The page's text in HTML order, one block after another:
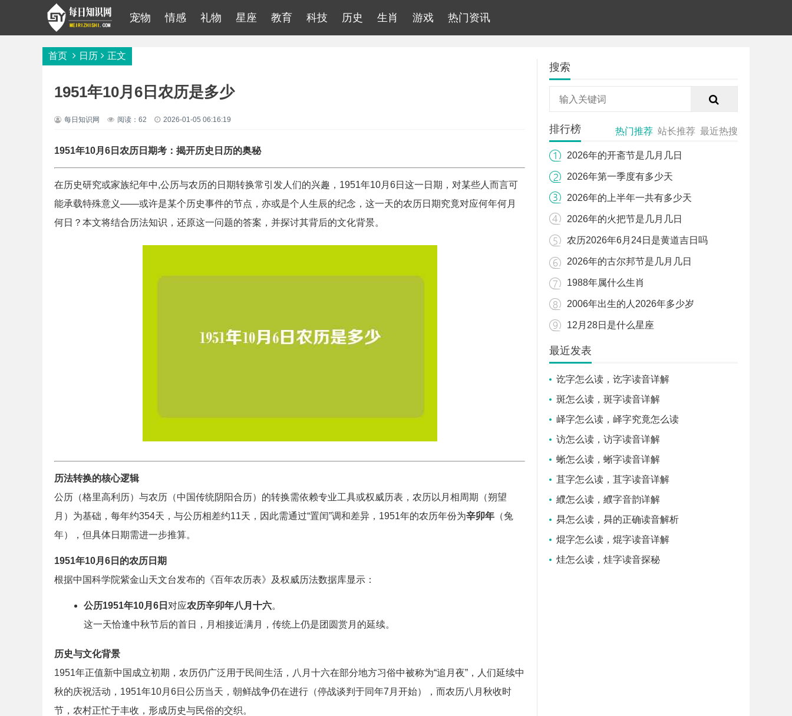
宠物 情感 礼物 星座 教育 科技 历史 生肖 游戏 热门资讯
首页 日历 正文
1951年10月6日农历是多少
每日知识网 阅读：62 2026-01-05 06:16:19
1951年10月6日农历日期考：揭开历史日历的奥秘
在历史研究或家族纪年中,公历与农历的日期转换常引发人们的兴趣，1951年10月6日这一日期，对某些人而言可
能承载特殊意义——或许是某个历史事件的节点，亦或是个人生辰的纪念，这一天的农历日期究竟对应何年何月
何日？本文将结合历法知识，还原这一问题的答案，并探讨其背后的文化背景。
历法转换的核心逻辑
公历（格里高利历）与农历（中国传统阴阳合历）的转换需依赖专业工具或权威历表，农历以月相周期（朔望
月）为基础，每年约354天，与公历相差约11天，因此需通过“置闰”调和差异，1951年的农历年份为辛卯年 （兔
年），但具体日期需进一步推算。
1951年10月6日的农历日期
根据中国科学院紫金山天文台发布的《百年农历表》及权威历法数据库显示：
公历1951年10月6日 对应农历辛卯年八月十六。
这一天恰逢中秋节后的首日，月相接近满月，传统上仍是团圆赏月的延续。
历史与文化背景
1951年正值新中国成立初期，农历仍广泛用于民间生活，八月十六在部分地方习俗中被称为“追月夜”，人们延续中
秋的庆祝活动，1951年10月6日公历当天，朝鲜战争仍在进行（停战谈判于同年7月开始），而农历八月秋收时
节，农村正忙于丰收，形成历史与民俗的交织。
搜索
排行榜 热门推荐 站长推荐 最近热搜
2026年的开斋节是几月几日
2026年第一季度有多少天
2026年的上半年一共有多少天
2026年的火把节是几月几日
农历2026年6月24日是黄道吉日吗
2026年的古尔邦节是几月几日
1988年属什么生肖
2006年出生的人2026年多少岁
12月28日是什么星座
最近发表
讫字怎么读，讫字读音详解
斑怎么读，斑字读音详解
峄字怎么读，峄字究竟怎么读
访怎么读，访字读音详解
蜥怎么读，蜥字读音详解
苴字怎么读，苴字读音详解
纀怎么读，纀字音韵详解
曻怎么读，曻的正确读音解析
焜字怎么读，焜字读音详解
烓怎么读，烓字读音探秘